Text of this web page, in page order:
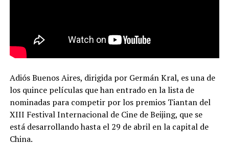
Adiós Buenos Aires, dirigida por Germán Kral, es una de
los quince películas que han entrado en la lista de
nominadas para competir por los premios Tiantan del
XIII Festival Internacional de Cine de Beijing, que se
está desarrollando hasta el 29 de abril en la capital de
China.